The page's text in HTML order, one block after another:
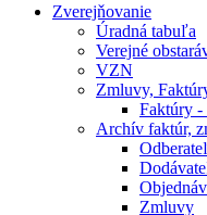
Zverejňovanie
Úradná tabuľa
Verejné
VZN
Zmluvy,
Faktúry -
Archív faktúr,
Zmluvy